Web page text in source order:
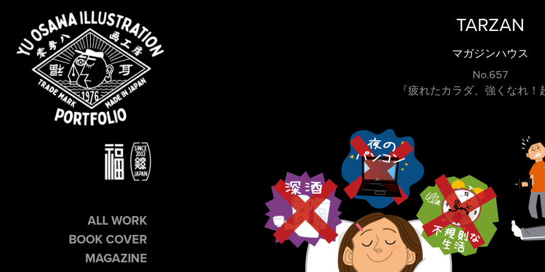
ALL WORK
BOOK COVER
MAGAZINE
TARZAN
マガジンハウス
No.657
『疲れたカラダ、強くなれ！